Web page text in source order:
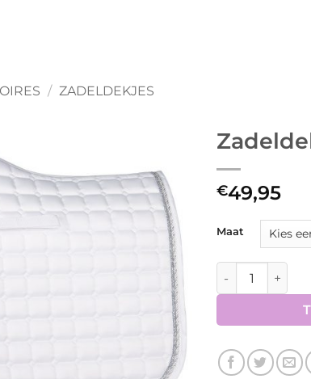
/ ZADELDEKJES
€49,95
Maat
Zadeldek